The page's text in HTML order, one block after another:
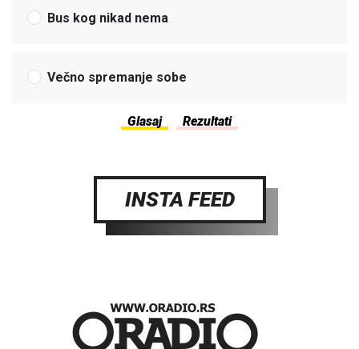
Bus kog nikad nema
Večno spremanje sobe
INSTA FEED